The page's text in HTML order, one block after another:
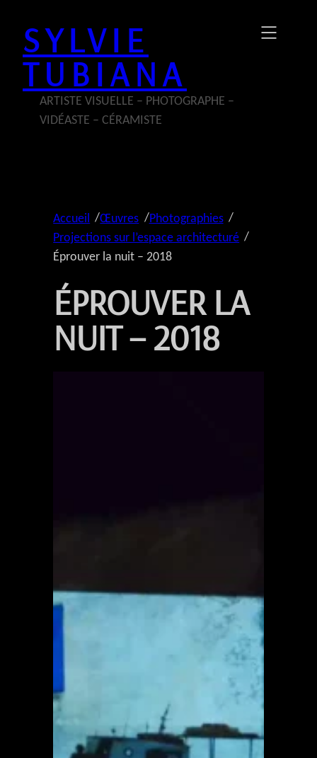
contenu
SYLVIE
TUBIANA
ARTISTE VISUELLE – PHOTOGRAPHE –
VIDÉASTE – CÉRAMISTE
Accueil /Œuvres /Photographies /
Projections sur l’espace architecturé /
Éprouver la nuit – 2018
ÉPROUVER LA
NUIT – 2018